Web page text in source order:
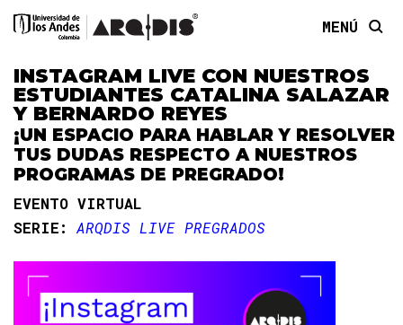
MENÚ
INSTAGRAM LIVE CON NUESTROS
ESTUDIANTES CATALINA SALAZAR
Y BERNARDO REYES
¡UN ESPACIO PARA HABLAR Y RESOLVER
TUS DUDAS RESPECTO A NUESTROS
PROGRAMAS DE PREGRADO!
EVENTO VIRTUAL
SERIE: ARQDIS LIVE PREGRADOS